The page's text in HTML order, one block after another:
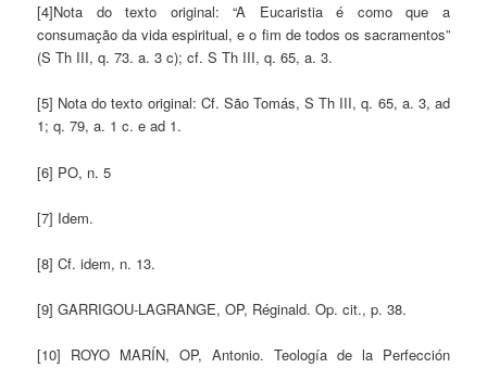
[4]Nota do texto original: “A Eucaristia é como que a
consumação da vida espiritual, e o fim de todos os sacramentos”
(S Th III, q. 73. a. 3 c); cf. S Th III, q. 65, a. 3.
[5] Nota do texto original: Cf. São Tomás, S Th III, q. 65, a. 3, ad
1; q. 79, a. 1 c. e ad 1.
[6] PO, n. 5
[7] Idem.
[8] Cf. idem, n. 13.
[9] GARRIGOU-LAGRANGE, OP, Réginald. Op. cit., p. 38.
[10] ROYO MARÍN, OP, Antonio. Teología de la Perfección